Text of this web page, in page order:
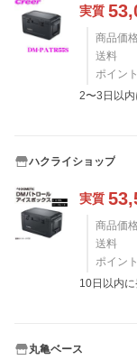
実質
商品価格
送料
ポイント
2〜3日以内
ハクライショップ
実質
商品価格
送料
ポイント
10日以内
丸亀ベース